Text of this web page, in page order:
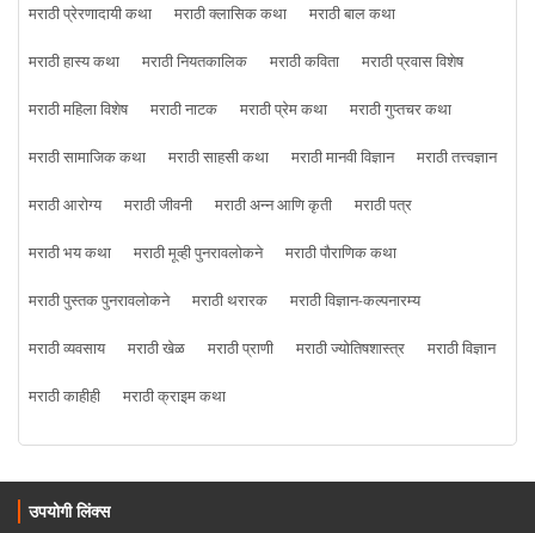
मराठी प्रेरणादायी कथा
मराठी क्लासिक कथा
मराठी बाल कथा
मराठी हास्य कथा
मराठी नियतकालिक मराठी कविता
मराठी प्रवास विशेष
मराठी महिला विशेष
मराठी नाटक मराठी प्रेम कथा
मराठी गुप्तचर कथा
मराठी सामाजिक कथा
मराठी साहसी कथा मराठी मानवी विज्ञान
मराठी तत्त्वज्ञान
मराठी आरोग्य
मराठी जीवनी मराठी अन्न आणि कृती
मराठी पत्र
मराठी भय कथा
मराठी मूव्ही पुनरावलोकने
मराठी पौराणिक कथा
मराठी पुस्तक पुनरावलोकने
मराठी थरारक
मराठी विज्ञान-कल्पनारम्य
मराठी व्यवसाय
मराठी खेळ मराठी प्राणी मराठी ज्योतिषशास्त्र
मराठी विज्ञान
मराठी काहीही
मराठी क्राइम कथा
उपयोगी लिंक्स